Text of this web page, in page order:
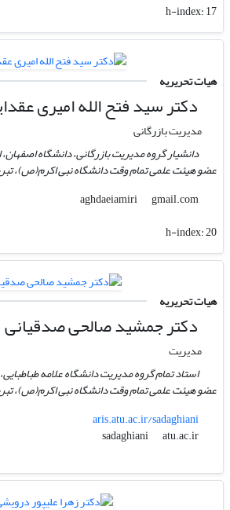
h-index:17
هیات تحریریه
دکتر سید فتح الله امیری
مدیریت بازرگانی
دانشیار گروه مدیریت بازرگانی، دانشگاه
عضو هیئت علمی تمام وقت دانشگاه نبی اکرم(ص)،
aghdaeiamiri
gmail.com
h-index:20
هیات تحریریه
دکتر جمشید صالحی صدقیانی
مدیریت
استاد تمام گروه مدیریت دانشگاه علامه
عضو هیئت علمی تمام وقت دانشگاه نبی اکرم(ص)،
aris.atu.ac.ir/sadaghiani
sadaghiani
atu.ac.ir